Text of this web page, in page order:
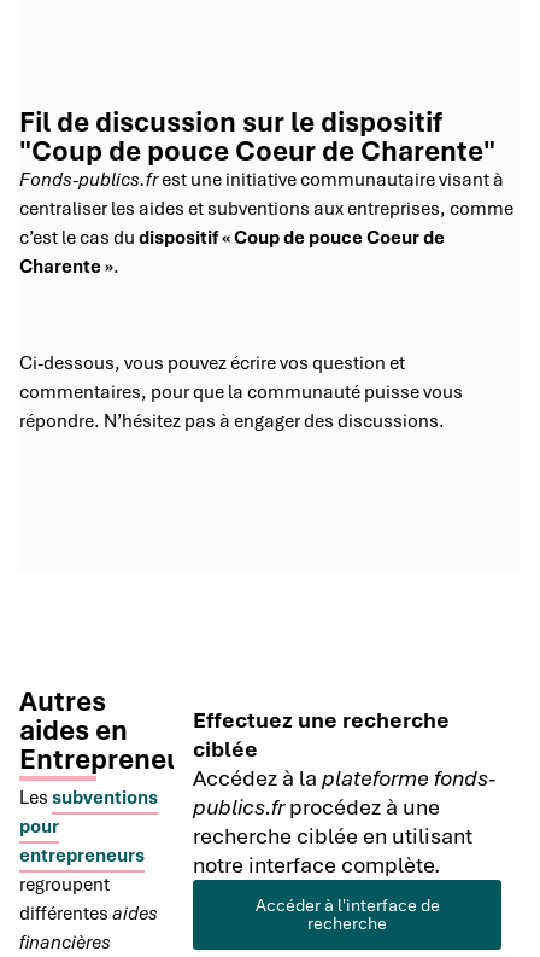
Fil de discussion sur le dispositif
"Coup de pouce Coeur de Charente"
Fonds-publics.frest une initiative communautaire visant à
centraliser les aides et subventions aux entreprises, comme
c’est le cas du dispositif « Coup de pouce Coeur de
Charente ».
Ci-dessous, vous pouvez écrire vos question et
commentaires, pour que la communauté puisse vous
répondre. N’hésitez pas à engager des discussions.
Autres
aides en
Entrepreneuriat
Les subventions
pour
entrepreneurs
regroupent
différentes aides
financières
Effectuez une recherche
ciblée
Accédez à laplateforme fonds-
publics.frprocédez à une
recherche ciblée en utilisant
notre interface complète.
Accéder à l'interface de
recherche